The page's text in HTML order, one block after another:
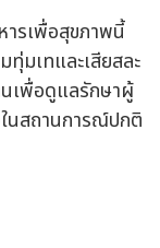
ารเพื่อสุขภาพนี้
มเทและเสียสละ
เพื่อดูแลรักษาผู้
นสถานการณ์ปกติ